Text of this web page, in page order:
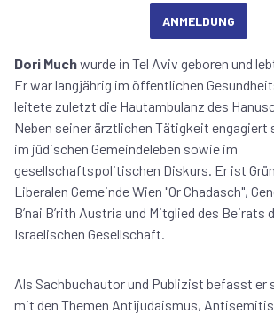
ANMELDUNG
Dori Muchwurde in Tel Aviv geboren und
Er war langjährig im öffentlichen
leitete zuletzt die Hautambulanz des
Neben seiner ärztlichen Tätigkeit engagiert
im jüdischen Gemeindeleben sowie im
gesellschaftspolitischen Diskurs. Er ist
Liberalen Gemeinde Wien "Or Chadasch",
B’nai B’rith Austria und Mitglied des Beirats
Israelischen Gesellschaft.
Als Sachbuchautor und Publizist befasst er
mit den Themen Antijudaismus,